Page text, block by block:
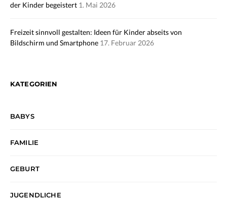
der Kinder begeistert 1. Mai 2026
Freizeit sinnvoll gestalten: Ideen für Kinder abseits von
Bildschirm und Smartphone 17. Februar 2026
KATEGORIEN
BABYS
FAMILIE
GEBURT
JUGENDLICHE